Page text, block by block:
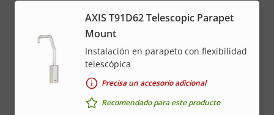
AXIS T91D62 Telescopic Parapet
Mount
Instalación en parapeto con flexibilidad
telescópica
Precisa un accesorio adicional
Recomendado para este producto